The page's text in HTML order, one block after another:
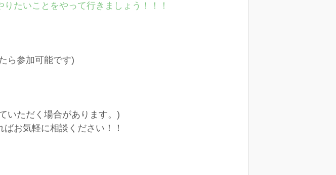
たいことをやって行きましょう！！！
ら参加可能です)
いただく場合があります。)
お気軽に相談ください！！